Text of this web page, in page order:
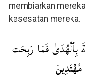
membiarkan
kesesatan mereka.
فَمَا رَبِحَت